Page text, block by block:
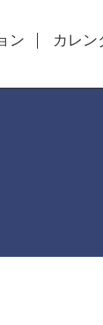
ン カレン